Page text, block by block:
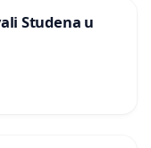
Studena u